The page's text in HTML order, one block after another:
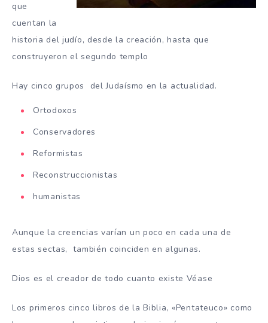
que
cuentan la
historia del judío, desde la creación, hasta que
construyeron el segundo templo
Hay cinco grupos del Judaísmo en la actualidad.
Ortodoxos
Conservadores
Reformistas
Reconstruccionistas
humanistas
Aunque la creencias varían un poco en cada una de
estas sectas, también coinciden en algunas.
Dios es el creador de todo cuanto existe Véase
Los primeros cinco libros de la Biblia, «Pentateuco» como